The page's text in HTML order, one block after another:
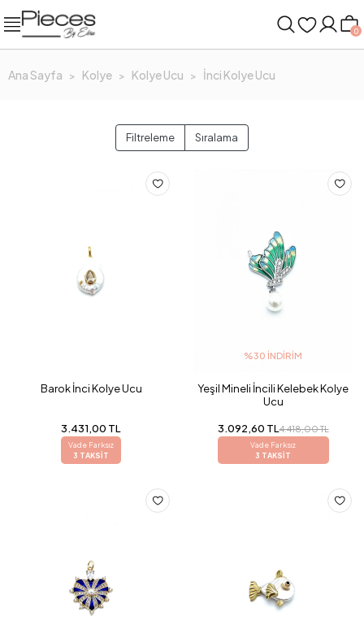
0
Ana Sayfa Kolye Kolye Ucu İnci Kolye Ucu
Filtreleme Sıralama
Barok İnci Kolye Ucu
3.431,00 TL
Vade Farksız
3 TAKSİT
%30 İNDIRIM
Yeşil Mineli İncili Kelebek Kolye
Ucu
3.092,60 TL4.418,00 TL
Vade Farksız
3 TAKSİT